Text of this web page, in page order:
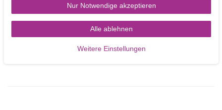
In den Warenkorb
Nur Notwendige akzeptieren
Alle ablehnen
Weitere Einstellungen